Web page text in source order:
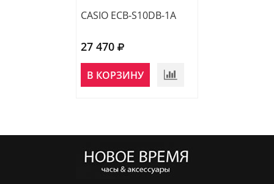
CASIO ECB-S10DB-1A
27 470
В КОРЗИНУ